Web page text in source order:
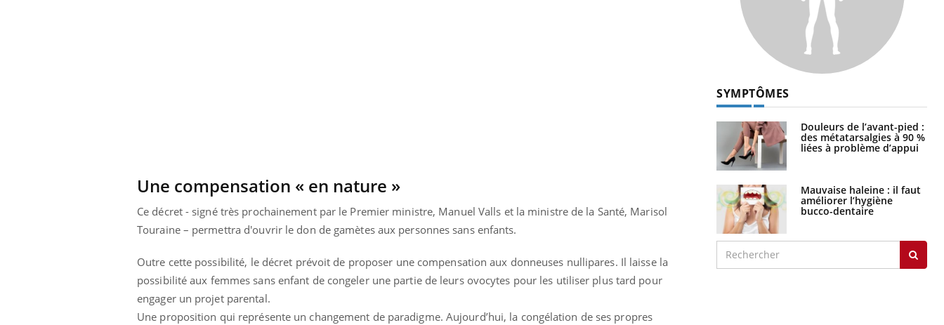
Une compensation « en nature »
Ce décret - signé très prochainement par le Premier ministre, Manuel Valls et la ministre de la Santé, Marisol
Touraine – permettra d'ouvrir le don de gamètes aux personnes sans enfants.
Outre cette possibilité, le décret prévoit de proposer une compensation aux donneuses nullipares. Il laisse la
possibilité aux femmes sans enfant de congeler une partie de leurs ovocytes pour les utiliser plus tard pour
engager un projet parental.
Une proposition qui représente un changement de paradigme. Aujourd’hui, la congélation de ses propres
SYMPTÔMES
Douleurs de l’avant-pied :
des métatarsalgies à 90 %
liées à problème d’appui
Mauvaise haleine : il faut
améliorer l’hygiène
bucco-dentaire